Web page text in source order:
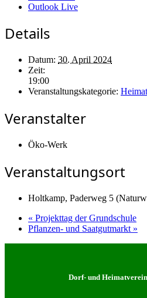
Outlook Live
Details
Datum: 30. April 2024
Zeit:
19:00
Veranstaltungskategorie:
Veranstalter
Öko-Werk
Veranstaltungsort
Holtkamp, Paderweg 5
« Projekttag der Grundschule
Pflanzen- und Saatgutmarkt »
Dorf- und